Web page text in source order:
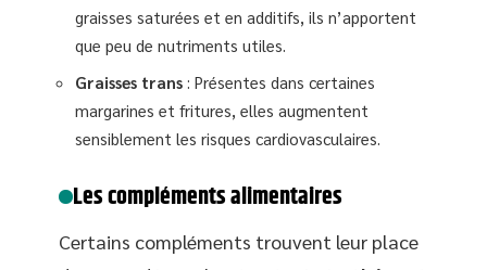
graisses saturées et en additifs, ils n’apportent
que peu de nutriments utiles.
Graisses trans : Présentes dans certaines
margarines et fritures, elles augmentent
sensiblement les risques cardiovasculaires.
Les compléments alimentaires
Certains compléments trouvent leur place